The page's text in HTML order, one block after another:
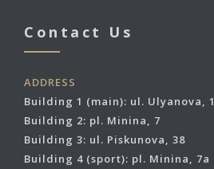
Contact Us
ADDRESS
Building 1 (main): ul. Ulyanova, 1
Building 2: pl. Minina, 7
Building 3: ul. Piskunova, 38
Building 4 (sport): pl. Minina, 7a